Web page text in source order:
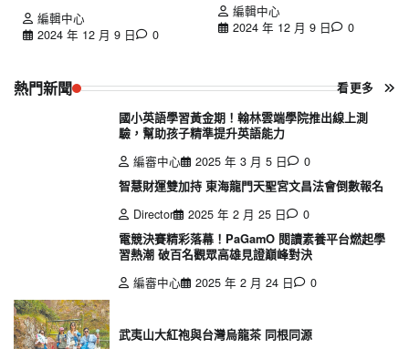
編輯中心
2024 年 12 月 9 日
0
編輯中心
2024 年 12 月 9 日
0
熱門新聞 看更多
國小英語學習黃金期！翰林雲端學院推出線上測
驗，幫助孩子精準提升英語能力
編審中心
2025 年 3 月 5 日
0
智慧財運雙加持 東海龍門天聖宮文昌法會倒數報名
Director
2025 年 2 月 25 日
0
電競決賽精彩落幕！PaGamO 閱讀素養平台燃起學
習熱潮 破百名觀眾高雄見證巔峰對決
編審中心
2025 年 2 月 24 日 0
武夷山大紅袍與台灣烏龍茶 同根同源